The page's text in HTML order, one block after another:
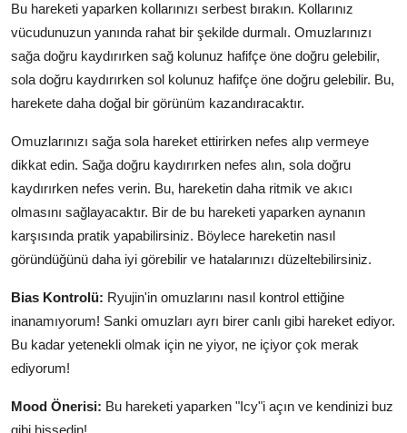
Bu hareketi yaparken kollarınızı serbest bırakın. Kollarınız
vücudunuzun yanında rahat bir şekilde durmalı. Omuzlarınızı
sağa doğru kaydırırken sağ kolunuz hafifçe öne doğru gelebilir,
sola doğru kaydırırken sol kolunuz hafifçe öne doğru gelebilir. Bu,
harekete daha doğal bir görünüm kazandıracaktır.
Omuzlarınızı sağa sola hareket ettirirken nefes alıp vermeye
dikkat edin. Sağa doğru kaydırırken nefes alın, sola doğru
kaydırırken nefes verin. Bu, hareketin daha ritmik ve akıcı
olmasını sağlayacaktır. Bir de bu hareketi yaparken aynanın
karşısında pratik yapabilirsiniz. Böylece hareketin nasıl
göründüğünü daha iyi görebilir ve hatalarınızı düzeltebilirsiniz.
Bias Kontrolü: Ryujin'in omuzlarını nasıl kontrol ettiğine
inanamıyorum! Sanki omuzları ayrı birer canlı gibi hareket ediyor.
Bu kadar yetenekli olmak için ne yiyor, ne içiyor çok merak
ediyorum!
Mood Önerisi: Bu hareketi yaparken "Icy"i açın ve kendinizi buz